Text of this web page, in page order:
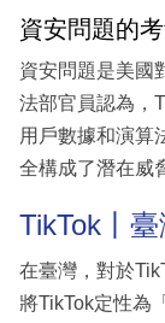
資安問題的
資安問題是美國
法部官員認為，
用戶數據和演算
全構成了潛在威
TikTok丨
在臺灣，對於
將TikTok定性為